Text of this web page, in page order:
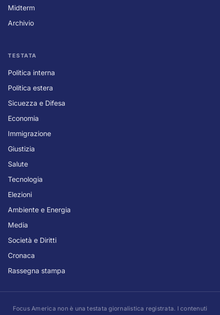
Midterm
Archivio
TESTATA
Politica interna
Politica estera
Sicuezza e Difesa
Economia
Immigrazione
Giustizia
Salute
Tecnologia
Elezioni
Ambiente e Energia
Media
Società e Diritti
Cronaca
Rassegna stampa
Focus America non è una testata giornalistica registrata. I contenuti